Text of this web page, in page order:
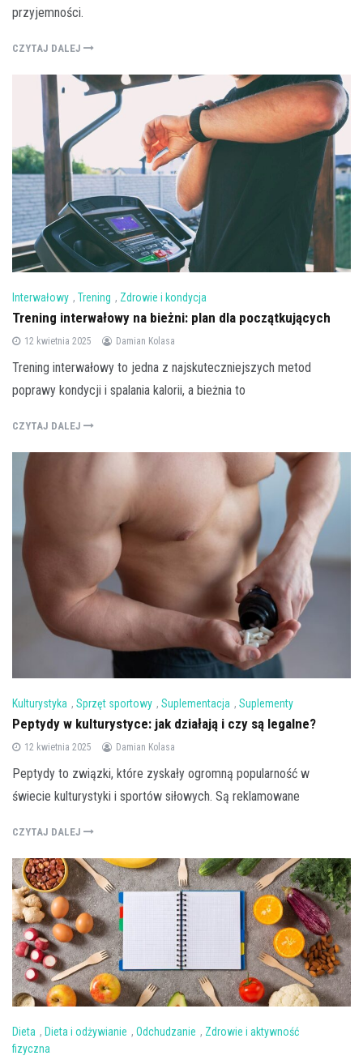
przyjemności.
CZYTAJ DALEJ
Interwałowy , Trening , Zdrowie i kondycja
Trening interwałowy na bieżni: plan dla początkujących
12 kwietnia 2025 Damian Kolasa
Trening interwałowy to jedna z najskuteczniejszych metod
poprawy kondycji i spalania kalorii, a bieżnia to
CZYTAJ DALEJ
Kulturystyka , Sprzęt sportowy , Suplementacja , Suplementy
Peptydy w kulturystyce: jak działają i czy są legalne?
12 kwietnia 2025 Damian Kolasa
Peptydy to związki, które zyskały ogromną popularność w
świecie kulturystyki i sportów siłowych. Są reklamowane
CZYTAJ DALEJ
Dieta , Dieta i odżywianie , Odchudzanie , Zdrowie i aktywność
fizyczna